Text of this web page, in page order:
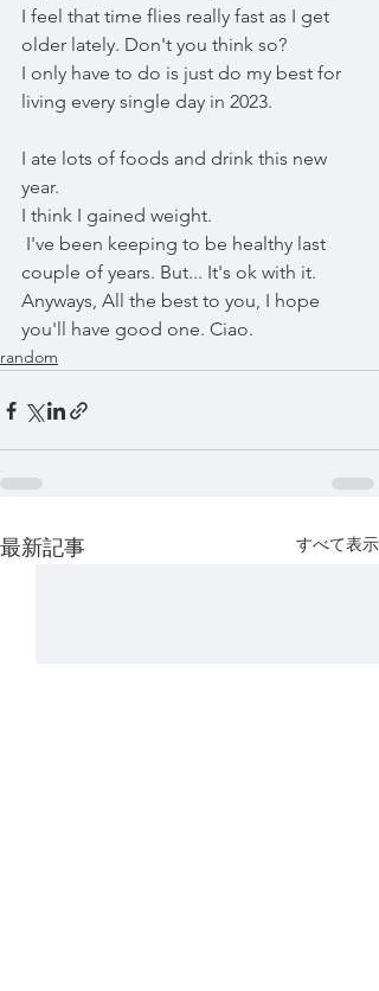
I feel that time flies really fast as I get
older lately. Don't you think so?
I only have to do is just do my best for
living every single day in 2023.
I ate lots of foods and drink this new
year.
I think I gained weight.
couple of years. But... It's ok with it.
Anyways, All the best to you, I hope
you'll have good one. Ciao.
random
最新記事 すべて表示